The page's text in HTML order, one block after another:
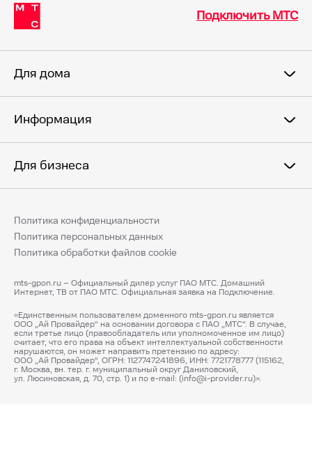
Подключить МТС
Для дома
Информация
Для бизнеса
Политика конфиденциальности
Политика персональных данных
Политика обработки файлов cookie
mts-gpon.ru – Официальный дилер услуг ПАО МТС. Домашний
Интернет, ТВ от ПАО МТС. Официальная заявка на Подключение.
«Единственным пользователем доменного mts-gpon.ru является
ООО „Ай Провайдер“ на основании договора с ПАО „МТС“. В случае,
если третье лицо (правообладатель или уполномоченное им лицо)
считает, что его права на объект интеллектуальной собственности
нарушаются, он может направить претензию по адресу:
ООО „Ай Провайдер“, ОГРН: 1127747241896, ИНН: 7721778777 (115162,
г. Москва, вн. тер. г. муниципальный округ Даниловский,
ул. Люсиновская, д. 70, стр. 1) и по e-mail: (info@i-provider.ru)».